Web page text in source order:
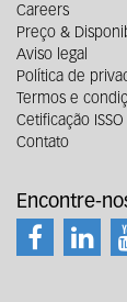
Careers
Preço &
Aviso legal
Política de
Termos e
Cetificação ISSO
Contato
Encontre-